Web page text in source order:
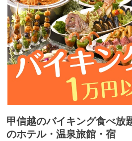
甲信越のバイキング食べ放
のホテル・温泉旅館・宿